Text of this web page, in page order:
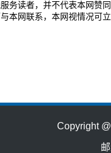
务读者，并不代表本网赞
本网联系，本网视情况可
Copyright